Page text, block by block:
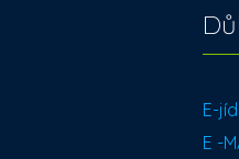
E-
E -